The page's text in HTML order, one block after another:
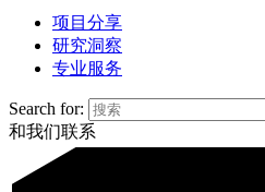
项目分享
研究洞察
专业服务
Search for:
和我们联系